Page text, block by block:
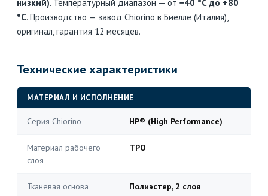
низкий). Температурный диапазон — от −40 °C до +80
°C. Производство — завод Chiorino в Биелле (Италия),
оригинал, гарантия 12 месяцев.
Технические характеристики
МАТЕРИАЛ И ИСПОЛНЕНИЕ
Серия Chiorino HP® (High Performance)
Материал рабочего
слоя
TPO
Тканевая основа Полиэстер, 2 слоя